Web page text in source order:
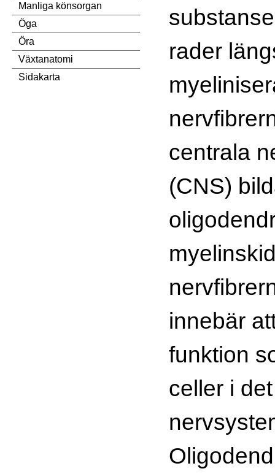
Manliga könsorgan
Öga
Öra
Växtanatomi
Sidakarta
rader
centrala
(CNS)
innebär
funktion
celler i